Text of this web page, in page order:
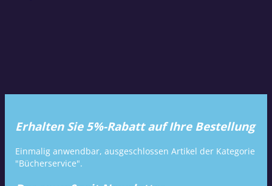
Erhalten Sie 5%-Rabatt auf Ihre Bestellung
Einmalig anwendbar, ausgeschlossen Artikel der Kategorie
"Bücherservice".